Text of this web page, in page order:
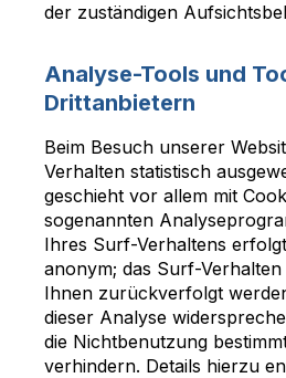
der zuständigen
Analyse-Tools und
Drittanbietern
Beim Besuch unserer
Verhalten statistisch
geschieht vor allem mit
sogenannten
Ihres Surf-Verhaltens
anonym; das Surf-
Ihnen zurückverfolgt
dieser Analyse
die Nichtbenutzung
verhindern. Details hierzu